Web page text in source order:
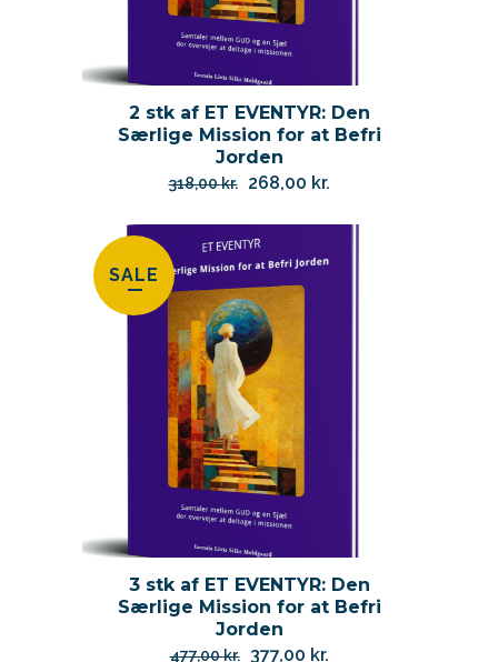
2 stk af ET EVENTYR: Den
Særlige Mission for at Befri
Jorden
318,00kr.
Den
pris
var:
318,00 kr..
268,00 kr.
er:
SALE
3 stk af ET EVENTYR: Den
Særlige Mission for at Befri
Jorden
477,00kr. Den
377,00 kr.